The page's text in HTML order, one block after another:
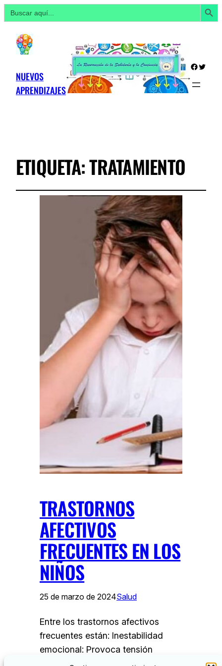
Buscar: Botón de
NUEVOS
APRENDIZAJES
Twitter
ETIQUETA:TRATAMIENTO
TRASTORNOS
AFECTIVOS
FRECUENTES EN LOS
NIÑOS
25 de marzo de 2024Salud
Entre los trastornos afectivos
frecuentes están: Inestabilidad
emocional: Provoca tensión
nerviosa, escasa concentración en